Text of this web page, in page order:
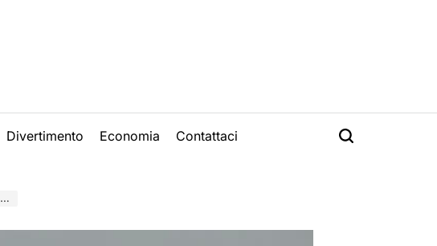
Divertimento Economia Contattaci